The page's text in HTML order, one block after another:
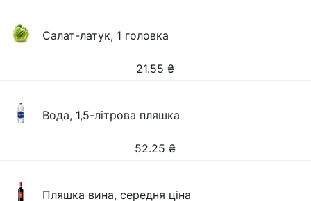
Салат-латук, 1 головка
21.55 ₴
Вода, 1,5-літрова пляшка
52.25 ₴
Пляшка вина, середня ціна